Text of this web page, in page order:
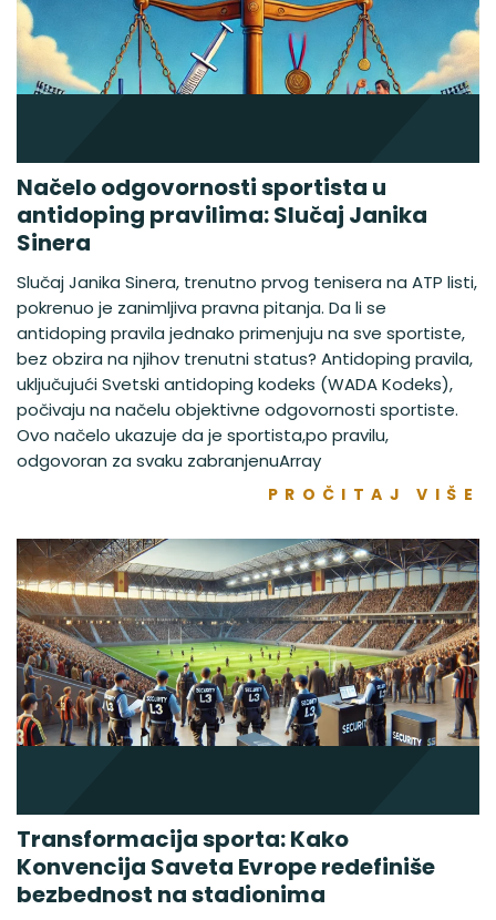
Načelo odgovornosti sportista u
antidoping pravilima: Slučaj Janika
Sinera
Slučaj Janika Sinera, trenutno prvog tenisera na ATP listi,
pokrenuo je zanimljiva pravna pitanja. Da li se
antidoping pravila jednako primenjuju na sve sportiste,
bez obzira na njihov trenutni status? Antidoping pravila,
uključujući Svetski antidoping kodeks (WADA Kodeks),
počivaju na načelu objektivne odgovornosti sportiste.
Ovo načelo ukazuje da je sportista,po pravilu,
odgovoran za svaku zabranjenuArray
PROČITAJ VIŠE
Transformacija sporta: Kako
Konvencija Saveta Evrope redefiniše
bezbednost na stadionima